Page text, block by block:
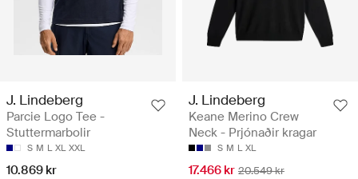
J. Lindeberg
Parcie Logo Tee -
Stuttermarbolir
S M L XL XXL
10.869 kr
J. Lindeberg
Keane Merino Crew
Neck - Prjónaðir kragar
S M L XL
17.466 kr 20.549 kr